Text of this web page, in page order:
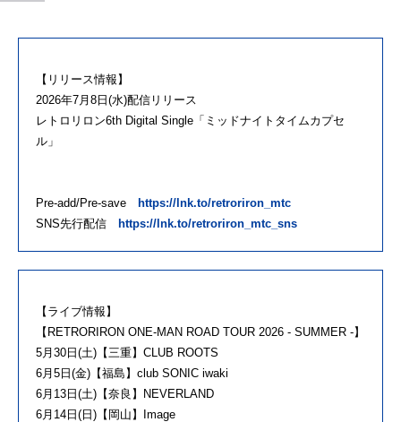
【リリース情報】
2026年7月8日(水)配信リリース
レトロリロン6th Digital Single「ミッドナイトタイムカプセ
ル」
Pre-add/Pre-save https://lnk.to/retroriron_mtc
SNS先行配信 https://lnk.to/retroriron_mtc_sns
【ライブ情報】
【RETRORIRON ONE-MAN ROAD TOUR 2026 - SUMMER -】
5月30日(土)【三重】CLUB ROOTS
6月5日(金)【福島】club SONIC iwaki
6月13日(土)【奈良】NEVERLAND
6月14日(日)【岡山】Image